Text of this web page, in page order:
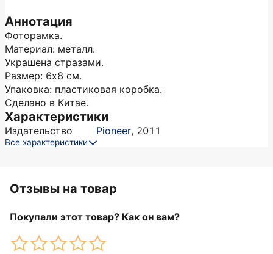
Аннотация
Фоторамка.
Материал: металл.
Украшена стразами.
Размер: 6х8 см.
Упаковка: пластиковая коробка.
Сделано в Китае.
Характеристики
Издательство Pioneer, 2011
Все характеристики
Отзывы на товар
Покупали этот товар? Как он вам?